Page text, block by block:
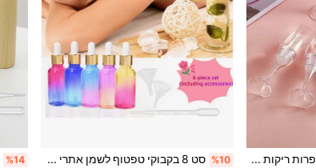
5 יחידות 8ml/0.27oz שפופרות ריקות לשפתון בצורת כוס שוט שקופה, מיכלי שפתון, בקבוקים קטנים למילוי חוזר, מיכלי גלוס לשפתיים לנשים (שקוף)
%10
סט 8 בקבוקי טפטוף לשמן אתרי 30 מ"ל/1.01oz (כולל אביזרים), בקבוקי זכוכית רב-צבעים אטומים לדליפה, משפך ופיפטה - בקבוקי שמן אתרי ריקים לטיפוח אישי ויופי, מתאים למסאז', סלון תספורות וארומתרפיה, סט בקבוקי טפטוף קוסמטיים הניתנים למילוי חוזר
%14